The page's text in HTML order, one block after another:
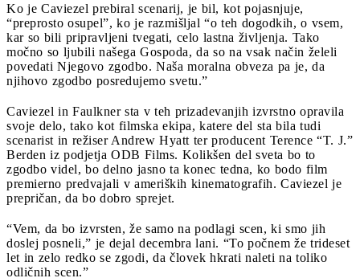
Ko je Caviezel prebiral scenarij, je bil, kot pojasnjuje,
“preprosto osupel”, ko je razmišljal “o teh dogodkih, o vsem,
kar so bili pripravljeni tvegati, celo lastna življenja. Tako
močno so ljubili našega Gospoda, da so na vsak način želeli
povedati Njegovo zgodbo. Naša moralna obveza pa je, da
njihovo zgodbo posredujemo svetu.”
Caviezel in Faulkner sta v teh prizadevanjih izvrstno opravila
svoje delo, tako kot filmska ekipa, katere del sta bila tudi
scenarist in režiser Andrew Hyatt ter producent Terence “T. J.”
Berden iz podjetja ODB Films. Kolikšen del sveta bo to
zgodbo videl, bo delno jasno ta konec tedna, ko bodo film
premierno predvajali v ameriških kinematografih. Caviezel je
prepričan, da bo dobro sprejet.
“Vem, da bo izvrsten, že samo na podlagi scen, ki smo jih
doslej posneli,” je dejal decembra lani. “To počnem že trideset
let in zelo redko se zgodi, da človek hkrati naleti na toliko
odličnih scen.”